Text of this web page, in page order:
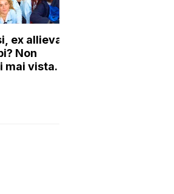
ex allieva:
Non
mai vista. Noi